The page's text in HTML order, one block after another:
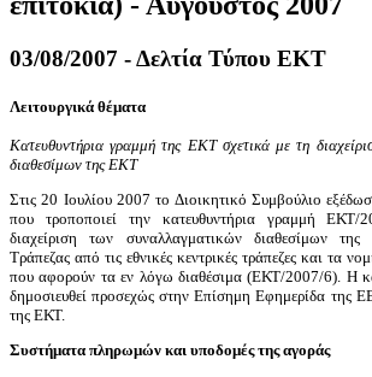
03/08/2007 - Δελτία Τύπου ΕΚΤ
Λειτουργικά θέματα
Κατευθυντήρια γραμμή της ΕΚΤ σχετικά με τη
διαθεσίμων της ΕΚΤ
Στις 20 Ιουλίου 2007 το Διοικητικό Συμβούλιο
που τροποποιεί την κατευθυντήρια γραμμή ΕΚΤ/
διαχείριση των συναλλαγματικών διαθεσίμων της
Τράπεζας από τις εθνικές κεντρικές τράπεζες και τα
που αφορούν τα εν λόγω διαθέσιμα (ΕΚΤ/2007/6). Η
δημοσιευθεί προσεχώς στην Επίσημη Εφημερίδα της
της ΕΚΤ.
Συστήματα πληρωμών και υποδομές της αγοράς